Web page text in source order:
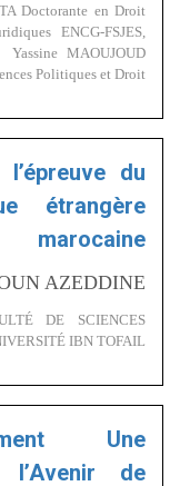
Doctorante en Droit
ENCG-FSJES,
MAOUJOUD
Politiques et Droit […]
du
étrangère
marocaine
AZEDDINE
DE SCIENCES
IBN TOFAIL
Une
l’Avenir de